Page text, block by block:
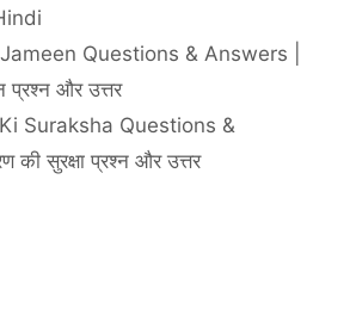
Questions & Answers |
प्रश्न और उत्तर
Suraksha Questions &
की सुरक्षा प्रश्न और उत्तर